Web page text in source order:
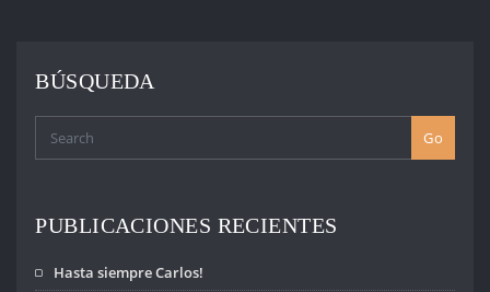
ENTRADAS
BÚSQUEDA
Go
PUBLICACIONES RECIENTES
Hasta siempre Carlos!